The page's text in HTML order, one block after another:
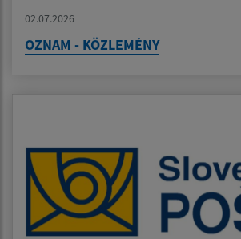
02.07.2026
OZNAM - KÖZLEMÉNY